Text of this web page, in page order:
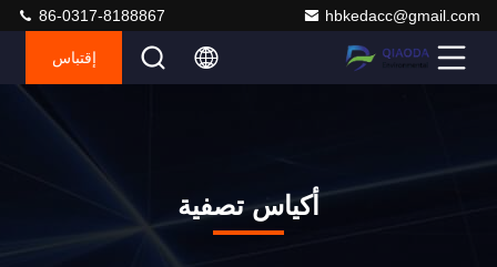
hbkedacc@gmail.com
86-0317-8188867
إقتباس
أكياس تصفية